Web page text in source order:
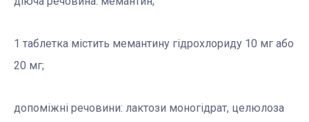
1 таблетка містить мемантину гідрохлориду 10 мг або
20 мг;
допоміжні речовини: лактози моногідрат, целюлоза